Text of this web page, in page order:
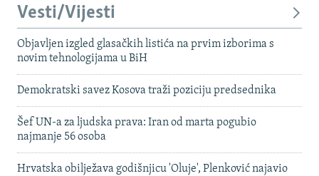
Vesti/Vijesti
Objavljen izgled glasačkih listića na prvim izborima s
novim tehnologijama u BiH
Demokratski savez Kosova traži poziciju predsednika
Šef UN-a za ljudska prava: Iran od marta pogubio
najmanje 56 osoba
Hrvatska obilježava godišnjicu 'Oluje', Plenković najavio